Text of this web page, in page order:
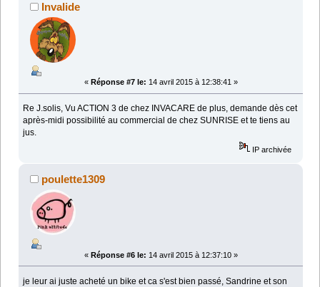
Invalide
« Réponse #7 le: 14 avril 2015 à 12:38:41 »
Re J.solis, Vu ACTION 3 de chez INVACARE de plus, demande dès cet
après-midi possibilité au commercial de chez SUNRISE et te tiens au
jus.
IP archivée
poulette1309
« Réponse #6 le: 14 avril 2015 à 12:37:10 »
je leur ai juste acheté un bike et ca s'est bien passé, Sandrine et son